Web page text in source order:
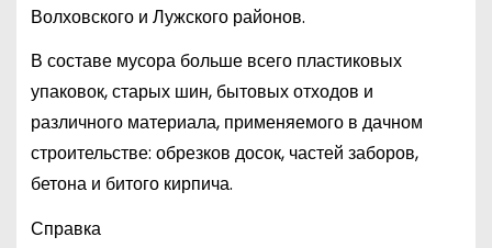
Волховского и Лужского районов.
В составе мусора больше всего пластиковых
упаковок, старых шин, бытовых отходов и
различного материала, применяемого в дачном
строительстве: обрезков досок, частей заборов,
бетона и битого кирпича.
Справка